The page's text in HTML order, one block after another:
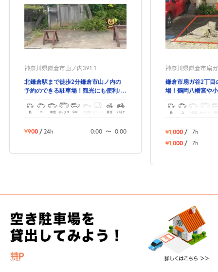
神奈川県鎌倉市山ノ内391-1
北鎌倉駅まで徒歩2分鎌倉市山ノ内の
予約のできる駐車場！観光にも便利♪予
軽 コ 中型 ボックス SUV トラック 原付 バイク
¥900 / 24h 0:00 〜 0:00
神奈川県鎌倉市扇
鎌倉市扇ガ谷2丁目
場！鶴岡八幡宮や
軽 コ 中型 ボックス
¥1,000 /
7h
¥1,000 / 7h